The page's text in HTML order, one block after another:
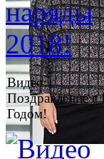
Видео:
Поздравление
Годом!